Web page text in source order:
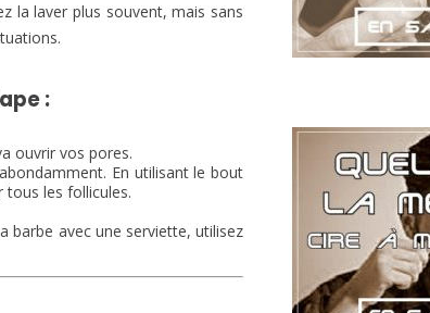
la laver plus souvent, mais sans
:
ouvrir vos pores.
En utilisant le bout
les follicules.
barbe avec une serviette, utilisez